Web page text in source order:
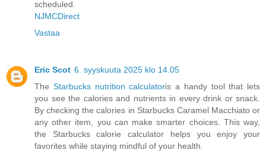
scheduled.
NJMCDirect
Vastaa
Eric Scot 6. syyskuuta 2025 klo 14.05
The Starbucks nutrition calculatoris a handy tool that lets
you see the calories and nutrients in every drink or snack.
By checking the calories in Starbucks Caramel Macchiato or
any other item, you can make smarter choices. This way,
the Starbucks calorie calculator helps you enjoy your
favorites while staying mindful of your health.